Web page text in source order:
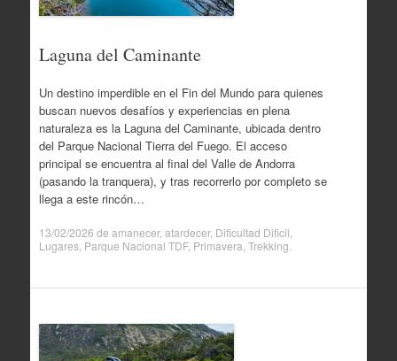
Laguna del Caminante
Un destino imperdible en el Fin del Mundo para quienes
buscan nuevos desafíos y experiencias en plena
naturaleza es la Laguna del Caminante, ubicada dentro
del Parque Nacional Tierra del Fuego. El acceso
principal se encuentra al final del Valle de Andorra
(pasando la tranquera), y tras recorrerlo por completo se
llega a este rincón…
13/02/2026 de amanecer, atardecer, Dificultad Dificil
Lugares, Parque Nacional TDF, Primavera Trekking